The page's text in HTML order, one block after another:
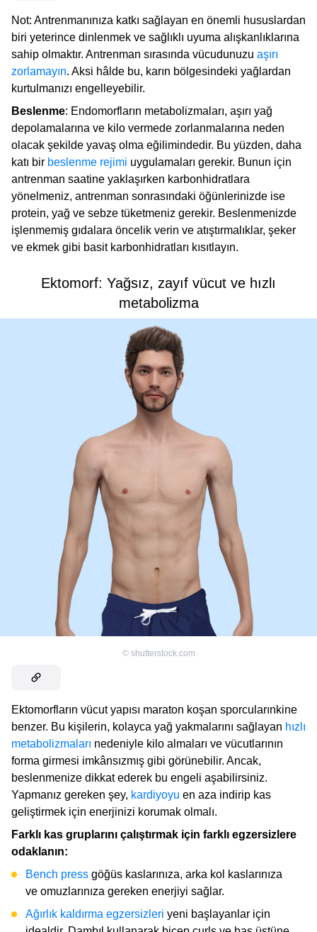
Not: Antrenmanınıza katkı sağlayan en önemli hususlardan
biri yeterince dinlenmek ve sağlıklı uyuma alışkanlıklarına
sahip olmaktır. Antrenman sırasında vücudunuzu aşırı
zorlamayın. Aksi hâlde bu, karın bölgesindeki yağlardan
kurtulmanızı engelleyebilir.
Beslenme: Endomorfların metabolizmaları, aşırı yağ
depolamalarına ve kilo vermede zorlanmalarına neden
olacak şekilde yavaş olma eğilimindedir. Bu yüzden, daha
katı bir beslenme rejimi uygulamaları gerekir. Bunun için
antrenman saatine yaklaşırken karbonhidratlara
yönelmeniz, antrenman sonrasındaki öğünlerinizde ise
protein, yağ ve sebze tüketmeniz gerekir. Beslenmenizde
işlenmemiş gıdalara öncelik verin ve atıştırmalıklar, şeker
ve ekmek gibi basit karbonhidratları kısıtlayın.
Ektomorf: Yağsız, zayıf vücut ve hızlı
metabolizma
© shutterstock.com
Ektomorfların vücut yapısı maraton koşan sporcularınkine
benzer. Bu kişilerin, kolayca yağ yakmalarını sağlayan hızlı
metabolizmaları nedeniyle kilo almaları ve vücutlarının
forma girmesi imkânsızmış gibi görünebilir. Ancak,
beslenmenize dikkat ederek bu engeli aşabilirsiniz.
Yapmanız gereken şey, kardiyoyu en aza indirip kas
geliştirmek için enerjinizi korumak olmalı.
Farklı kas gruplarını çalıştırmak için farklı egzersizlere
odaklanın:
Bench press göğüs kaslarınıza, arka kol kaslarınıza
ve omuzlarınıza gereken enerjiyi sağlar.
Ağırlık kaldırma egzersizleri yeni başlayanlar için